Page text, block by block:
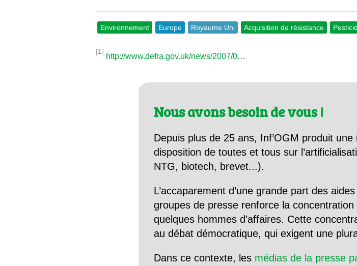
Environnement Europe Royaume Uni Acquisition de résistance
[1]
http://www.defra.gov.uk/news/2007/0…
Nous avons besoin de vous !
Depuis plus de 25 ans, Inf’OGM produit
disposition de toutes et tous sur
NTG, biotech, brevet...).
L’accaparement d’une grande part des
groupes de presse renforce la
quelques hommes d’affaires. Cette
au débat démocratique, qui exigent une
Dans ce contexte, les médias de la presse